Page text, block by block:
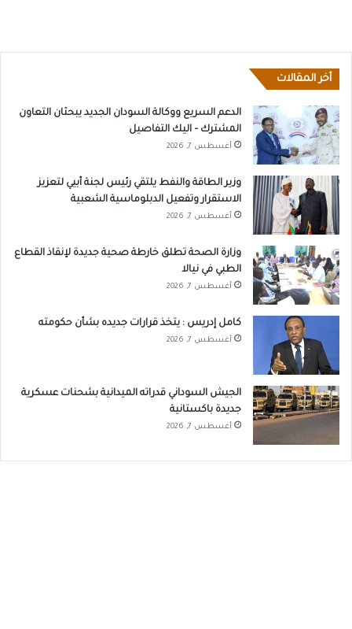
أخر المقالات
الدعم السريع ووكالة السودان الجديد يبحثان التعاون
المشترك – اليك التفاصيل
أغسطس 7, 2026
وزير الطاقة والنفط يلتقي رئيس لجنة أبيي لتعزيز
الاستقرار وتفعيل الدبلوماسية الشعبية
أغسطس 7, 2026
وزارة الصحة تطلق خارطة صحية جديدة لإنقاذ القطاع
الطبي في نيالا
أغسطس 7, 2026
كامل إدريس : يتخذ قرارات جديده بشأن حكومته
أغسطس 7, 2026
الجيش السوداني قدراته الميدانية بشحنات عسكرية
جديدة باكستانية
أغسطس 7, 2026